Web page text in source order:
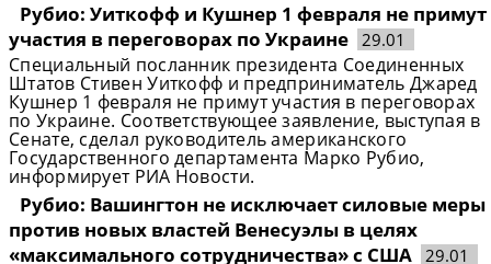
Рубио: Уиткофф и Кушнер 1 февраля не примут
участия в переговорах по Украине 29.01
Специальный посланник президента Соединенных
Штатов Стивен Уиткофф и предприниматель Джаред
Кушнер 1 февраля не примут участия в переговорах
по Украине. Соответствующее заявление, выступая в
Сенате, сделал руководитель американского
Государственного департамента Марко Рубио,
информирует РИА Новости.
Рубио: Вашингтон не исключает силовые меры
против новых властей Венесуэлы в целях
«максимального сотрудничества» с США 29.01